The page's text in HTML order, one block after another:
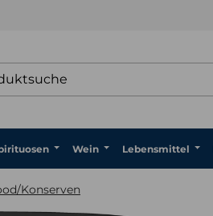
Wein Lebensmittel
Konserven